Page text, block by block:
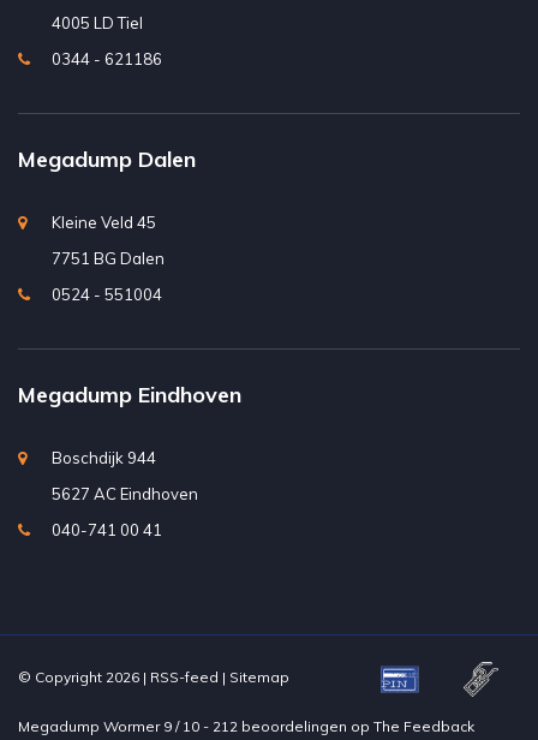
4005 LD Tiel
0344 - 621186
Megadump Dalen
Kleine Veld 45
7751 BG Dalen
0524 - 551004
Megadump Eindhoven
Boschdijk 944
5627 AC Eindhoven
040-741 00 41
© Copyright 2026 | RSS-feed | Sitemap
Megadump Wormer 9 / 10 - 212 beoordelingen op The Feedback